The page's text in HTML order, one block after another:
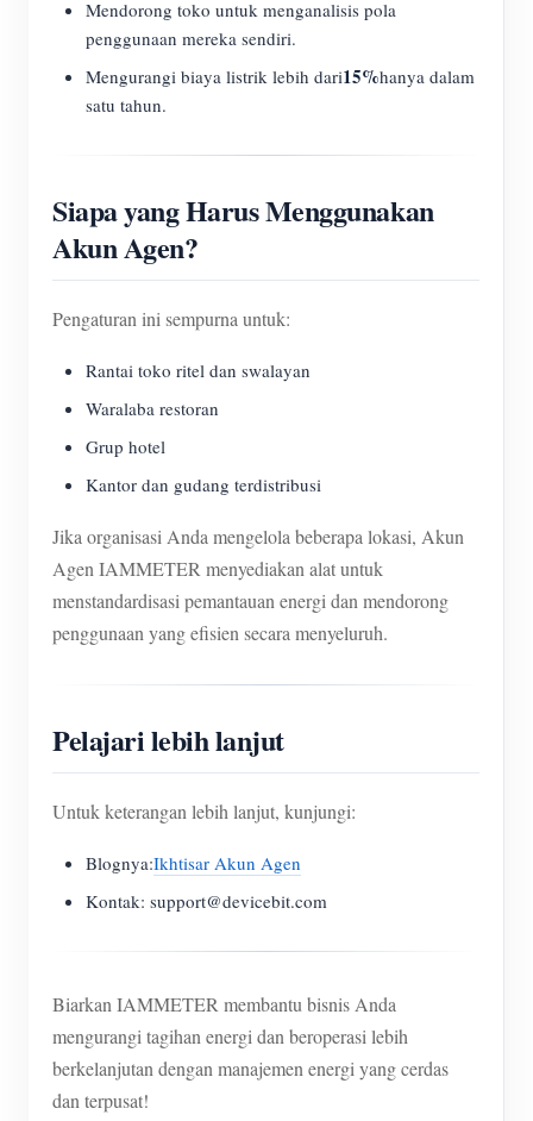
Mendorong toko untuk menganalisis pola
penggunaan mereka sendiri.
Mengurangi biaya listrik lebih dari15%hanya dalam
satu tahun.
Siapa yang Harus Menggunakan
Akun Agen?
Pengaturan ini sempurna untuk:
Rantai toko ritel dan swalayan
Waralaba restoran
Grup hotel
Kantor dan gudang terdistribusi
Jika organisasi Anda mengelola beberapa lokasi, Akun
Agen IAMMETER menyediakan alat untuk
menstandardisasi pemantauan energi dan mendorong
penggunaan yang efisien secara menyeluruh.
Pelajari lebih lanjut
Untuk keterangan lebih lanjut, kunjungi:
Blognya:Ikhtisar Akun Agen
Kontak: support@devicebit.com
Biarkan IAMMETER membantu bisnis Anda
mengurangi tagihan energi dan beroperasi lebih
berkelanjutan dengan manajemen energi yang cerdas
dan terpusat!